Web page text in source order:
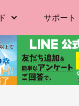
サポート